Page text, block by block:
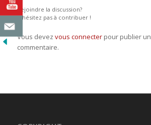
Rejoindre la discussion?
N’hésitez pas à contribuer !
Vous devez vous connecterpour publier un
commentaire.